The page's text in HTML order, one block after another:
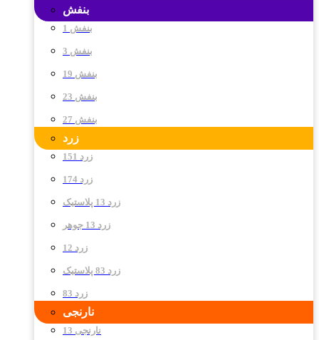
بنفش
بنفش 1
بنفش 3
بنفش 19
بنفش 23
بنفش 27
زرد
زرد 151
زرد 174
زرد 13 پلاستیک
زرد 13 جوهر
زرد 12
زرد 83 پلاستیک
زرد 83
نارنجی
نارنجی 13